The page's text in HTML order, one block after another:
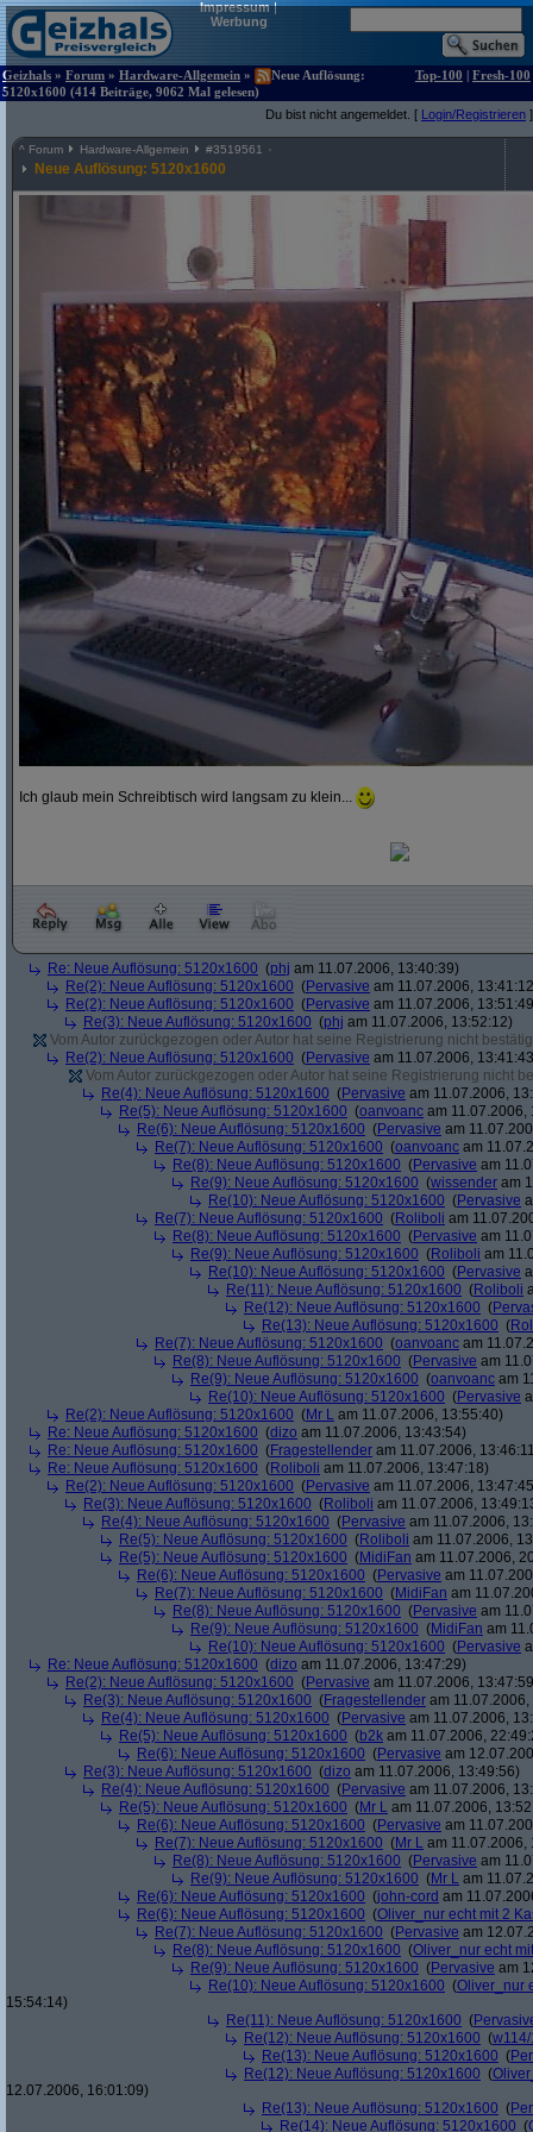
Impressum|
Werbung
Geizhals » Forum » Hardware-Allgemein »
Neue Auflösung:
5120x1600 (414 Beiträge, 9062 Mal gelesen)
Top-100 | Fresh-100
Du bist nicht angemeldet. [ Login/Registrieren ]
^ Forum Hardware-Allgemein #3519561
Neue Auflösung: 5120x1600
Ich glaub mein Schreibtisch wird langsam zu klein...
Re: Neue Auflösung: 5120x1600 (phj am 11.07.2006, 13:40:39)
Re(2): Neue Auflösung: 5120x1600 (Pervasive am 11.07.2006,
Re(2): Neue Auflösung: 5120x1600 (Pervasive am 11.07.2006,
Re(3): Neue Auflösung: 5120x1600 (phj am 11.07.2006, 13:52:12)
Vom Autor zurückgezogen oder Autor hat seine Registrierung nicht
Re(2): Neue Auflösung: 5120x1600 (Pervasive am 11.07.2006,
Vom Autor zurückgezogen oder Autor hat seine Registrierung nicht
Re(4): Neue Auflösung: 5120x1600 (Pervasive am 11.07.2006,
Re(5): Neue Auflösung: 5120x1600 (oanvoanc am 11.07.2006,
Re(6): Neue Auflösung: 5120x1600 (Pervasive am
Re(7): Neue Auflösung: 5120x1600 (oanvoanc am
Re(8): Neue Auflösung: 5120x1600 (Pervasive am
Re(9): Neue Auflösung: 5120x1600 (wissender am
Re(10): Neue Auflösung: 5120x1600 (Pervasive
Re(7): Neue Auflösung: 5120x1600 (Roliboli am
Re(8): Neue Auflösung: 5120x1600 (Pervasive am
Re(9): Neue Auflösung: 5120x1600 (Roliboli am
Re(10): Neue Auflösung: 5120x1600 (Pervasive
Re(11): Neue Auflösung: 5120x1600 (Roliboli
Re(12): Neue Auflösung: 5120x1600 (
Re(13): Neue Auflösung: 5120x1600 (
Re(7): Neue Auflösung: 5120x1600 (oanvoanc am
Re(8): Neue Auflösung: 5120x1600 (Pervasive am
Re(9): Neue Auflösung: 5120x1600 (oanvoanc am
Re(10): Neue Auflösung: 5120x1600 (Pervasive
Re(2): Neue Auflösung: 5120x1600 (Mr L am 11.07.2006, 13:55:40)
Re: Neue Auflösung: 5120x1600 (dizo am 11.07.2006, 13:43:54)
Re: Neue Auflösung: 5120x1600 (Fragestellender am 11.07.2006,
Re: Neue Auflösung: 5120x1600 (Roliboli am 11.07.2006, 13:47:18)
Re(2): Neue Auflösung: 5120x1600 (Pervasive am 11.07.2006,
Re(3): Neue Auflösung: 5120x1600 (Roliboli am 11.07.2006,
Re(4): Neue Auflösung: 5120x1600 (Pervasive am 11.07.2006,
Re(5): Neue Auflösung: 5120x1600 (Roliboli am 11.07.2006,
Re(5): Neue Auflösung: 5120x1600 (MidiFan am 11.07.2006,
Re(6): Neue Auflösung: 5120x1600 (Pervasive am
Re(7): Neue Auflösung: 5120x1600 (MidiFan am
Re(8): Neue Auflösung: 5120x1600 (Pervasive am
Re(9): Neue Auflösung: 5120x1600 (MidiFan am
Re(10): Neue Auflösung: 5120x1600 (Pervasive
Re: Neue Auflösung: 5120x1600 (dizo am 11.07.2006, 13:47:29)
Re(2): Neue Auflösung: 5120x1600 (Pervasive am 11.07.2006,
Re(3): Neue Auflösung: 5120x1600 (Fragestellender am
Re(4): Neue Auflösung: 5120x1600 (Pervasive am 11.07.2006,
Re(5): Neue Auflösung: 5120x1600 (b2k am 11.07.2006,
Re(6): Neue Auflösung: 5120x1600 (Pervasive am
Re(3): Neue Auflösung: 5120x1600 (dizo am 11.07.2006, 13:49:56)
Re(4): Neue Auflösung: 5120x1600 (Pervasive am 11.07.2006,
Re(5): Neue Auflösung: 5120x1600 (Mr L am 11.07.2006,
Re(6): Neue Auflösung: 5120x1600 (Pervasive am
Re(7): Neue Auflösung: 5120x1600 (Mr L am 11.07.2006,
Re(8): Neue Auflösung: 5120x1600 (Pervasive am
Re(9): Neue Auflösung: 5120x1600 (Mr L am
Re(6): Neue Auflösung: 5120x1600 (john-cord am
Re(6): Neue Auflösung: 5120x1600 (Oliver_nur echt mit 2
Re(7): Neue Auflösung: 5120x1600 (Pervasive am
Re(8): Neue Auflösung: 5120x1600 (Oliver_nur echt
Re(9): Neue Auflösung: 5120x1600 (Pervasive am
Re(10): Neue Auflösung: 5120x1600 (Oliver_nur
15:54:14)
Re(11): Neue Auflösung: 5120x1600 (
Re(12): Neue Auflösung: 5120x1600 (
Re(13): Neue Auflösung: 5120x1600 (
Re(12): Neue Auflösung: 5120x1600 (
12.07.2006, 16:01:09)
Re(13): Neue Auflösung: 5120x1600 (
Re(14): Neue Auflösung: 5120x1600 (